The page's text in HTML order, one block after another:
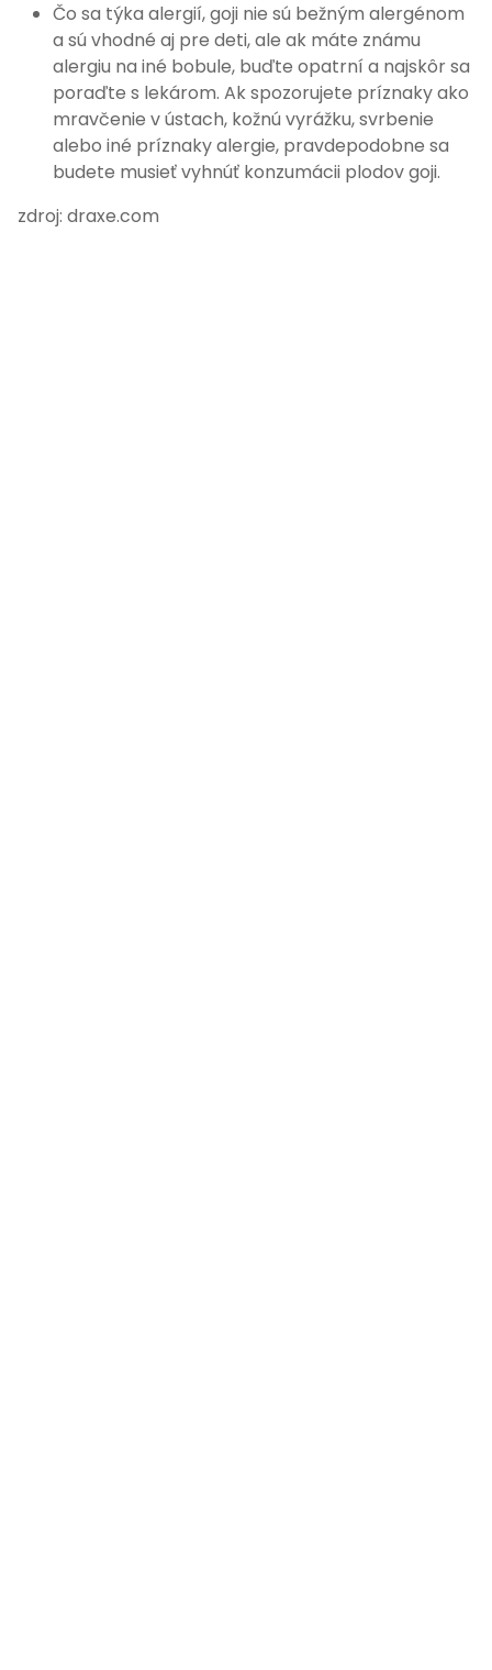
Čo sa týka alergií, goji nie sú bežným alergénom
a sú vhodné aj pre deti, ale ak máte známu
alergiu na iné bobule, buďte opatrní a najskôr sa
poraďte s lekárom. Ak spozorujete príznaky ako
mravčenie v ústach, kožnú vyrážku, svrbenie
alebo iné príznaky alergie, pravdepodobne sa
budete musieť vyhnúť konzumácii plodov goji.
zdroj: draxe.com